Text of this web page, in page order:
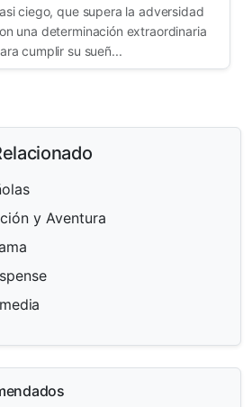
ciego, que supera la adversidad
una determinación extraordinaria
cumplir su sueñ...
y Aventura